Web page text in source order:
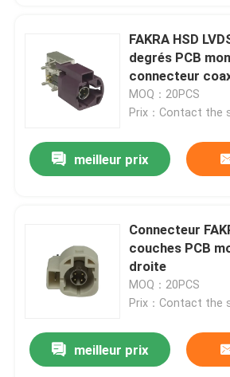
Contrôle de qualité
Nous contacter
Demander un devis
Connecteur de carte PCB de
Mini connecteurs de FAKRA
Câble équipé de HSD
FAKRA HSD
degrés PCB
connecteur
MOQ：20PCS
Prix：Contact the
meilleur prix
Connecteur
couches PCB
droite
MOQ：20PCS
Prix：Contact the
meilleur prix